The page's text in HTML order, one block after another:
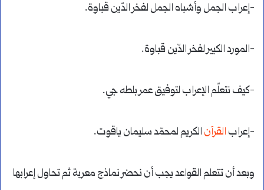
-إعراب الجمل وأشباه الجمل لفخر الدّين قباوة.
-المورد الكبير لفخر الدّين قباوة.
-كيف نتعلّم الإعراب لتوفيق عمر بلطه جي.
-إعراب القرآن الكريم لمحمّد سليمان ياقوت.
وبعد أن تتعلم القواعد يجب أن نحضر نماذج معربة ثم تحاول إعرابها